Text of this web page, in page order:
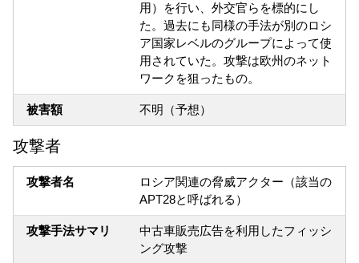
用）を行い、外交官らを標的にし
た。過去にも同様の手法が別のロシ
ア国家レベルのグループによって使
用されていた。攻撃は欧州のネット
ワークを狙ったもの。
被害額 不明（予想）
攻撃者
攻撃者名
ロシア関連の脅威アクター（該当の
APT28と呼ばれる）
攻撃手法サマリ
中古車販売広告を利用したフィッシ
ング攻撃